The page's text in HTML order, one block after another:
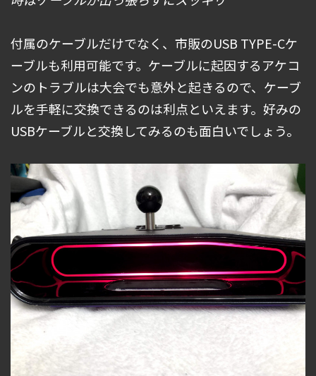
付属のケーブルだけでなく、市販のUSB TYPE-Cケ
ーブルも利用可能です。ケーブルに起因するアケコ
ンのトラブルは大会でも意外と起きるので、ケーブ
ルを手軽に交換できるのは利点といえます。好みの
USBケーブルと交換してみるのも面白いでしょう。